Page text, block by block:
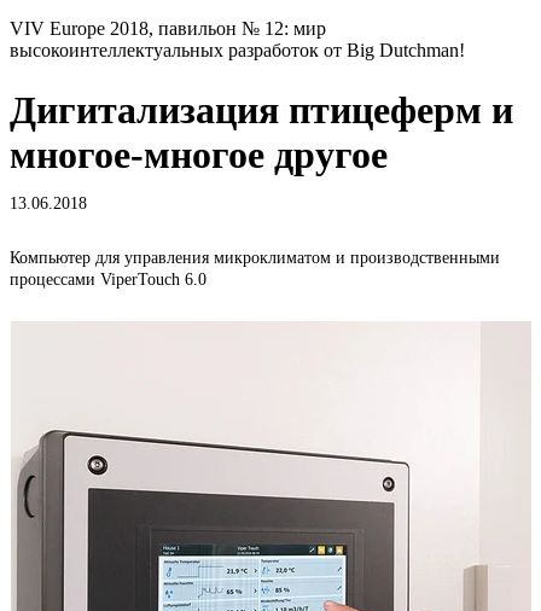
VIV Europe 2018, павильон № 12: мир
высокоинтеллектуальных разработок от Big Dutchman!
Дигитализация птицеферм и
многое-многое другое
13.06.2018
Компьютер для управления микроклиматом и производственными
процессами ViperTouch 6.0